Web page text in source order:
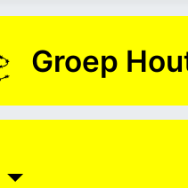
Groep